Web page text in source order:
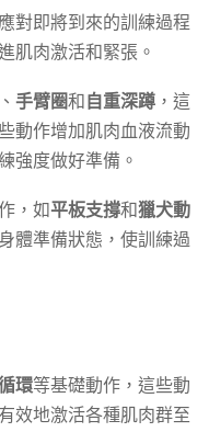
對即將到來的訓練過程
肌肉激活和緊張。
、 手臂圈和自重深蹲 ，這
動作增加肌肉血液流動
強度做好準備。
，如平板支撐和獵犬動
體準備狀態，使訓練過
環等基礎動作，這些動
效地激活各種肌肉群至